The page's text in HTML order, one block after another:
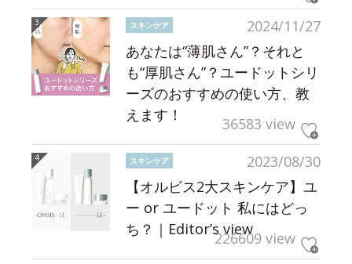
2024/11/27
スキンケア
あなたは“薄肌さん”？それと
も“厚肌さん”？ユードットシリ
ーズのおすすめの使い方、教
えます！
36583 view
2023/08/30
スキンケア
【オルビス2大スキンケア】ユ
ー or ユードット 私にはどっ
ち？｜Editor’s view226609 view